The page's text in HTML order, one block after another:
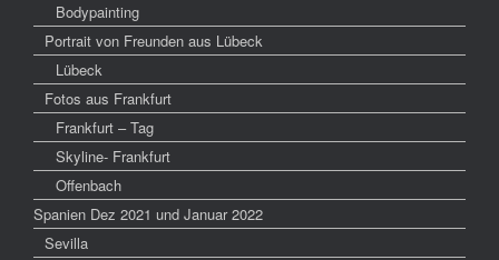
Bodypainting
Portrait von Freunden aus Lübeck
Lübeck
Fotos aus Frankfurt
Frankfurt – Tag
Skyline- Frankfurt
Offenbach
Spanien Dez 2021 und Januar 2022
Sevilla